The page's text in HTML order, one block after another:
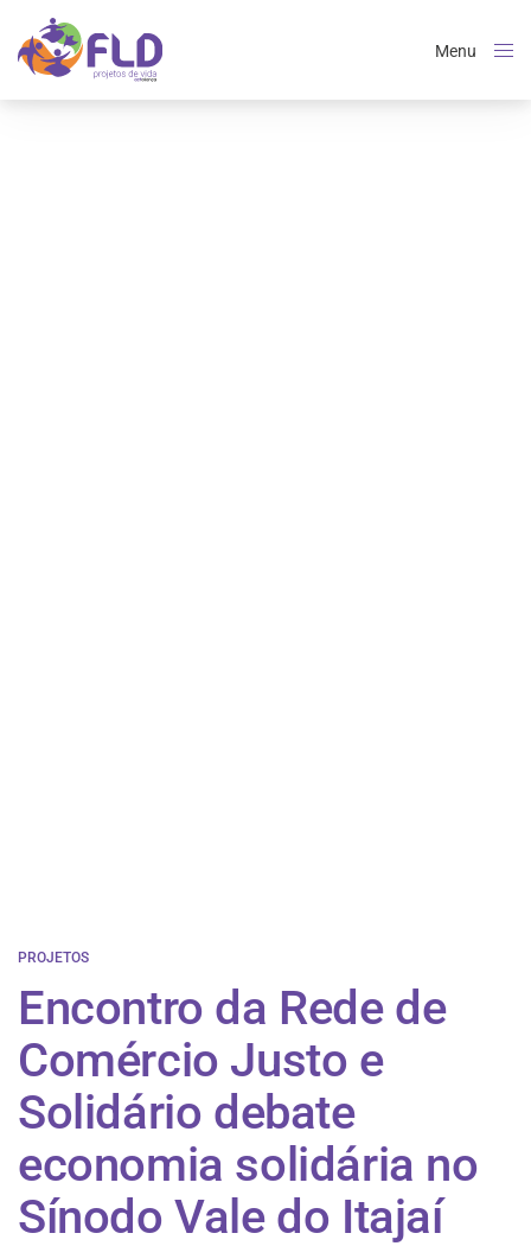
Menu
PROJETOS
Encontro da Rede de
Comércio Justo e
Solidário debate
economia solidária no
Sínodo Vale do Itajaí